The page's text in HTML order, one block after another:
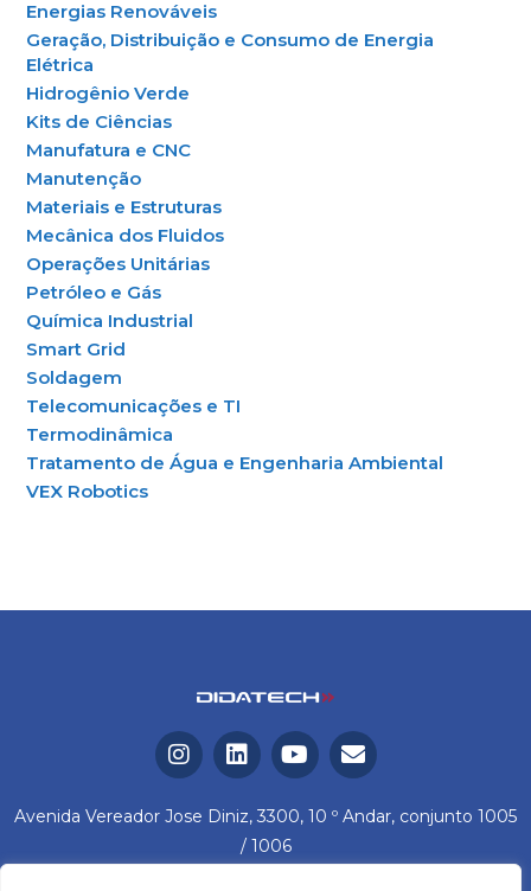
Energias Renováveis
Geração, Distribuição e Consumo de Energia
Elétrica
Hidrogênio Verde
Kits de Ciências
Manufatura e CNC
Manutenção
Materiais e Estruturas
Mecânica dos Fluidos
Operações Unitárias
Petróleo e Gás
Química Industrial
Smart Grid
Soldagem
Telecomunicações e TI
Termodinâmica
Tratamento de Água e Engenharia Ambiental
VEX Robotics
Avenida Vereador Jose Diniz, 3300, 10 º Andar, conjunto 1005
/ 1006